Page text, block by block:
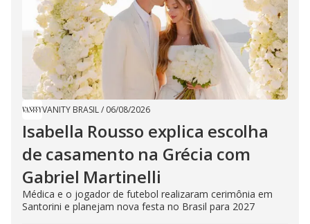
VANITY BRASIL/ 06/08/2026
Isabella Rousso explica escolha
de casamento na Grécia com
Gabriel Martinelli
Médica e o jogador de futebol realizaram cerimônia em
Santorini e planejam nova festa no Brasil para 2027